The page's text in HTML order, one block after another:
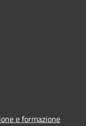
e formazione